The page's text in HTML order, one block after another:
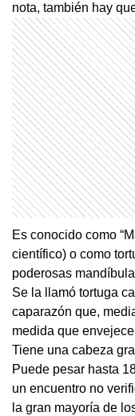
nota, también hay
Es conocido como
científico) o como
poderosas
Se la llamó tortuga
caparazón que,
medida que
Tiene una cabeza
Puede pesar hasta
un encuentro no
la gran mayoría de